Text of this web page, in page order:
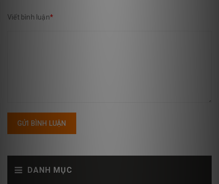
DANH MỤC
Viết bình luận*
GỬI BÌNH LUẬN